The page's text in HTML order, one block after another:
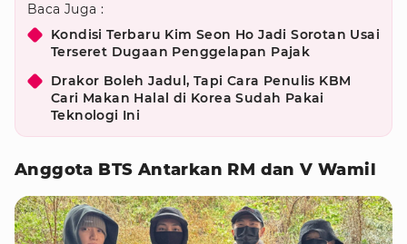
Baca Juga :
Kondisi Terbaru Kim Seon Ho Jadi Sorotan Usai
Terseret Dugaan Penggelapan Pajak
Drakor Boleh Jadul, Tapi Cara Penulis KBM
Cari Makan Halal di Korea Sudah Pakai
Teknologi Ini
Anggota BTS Antarkan RM dan V Wamil